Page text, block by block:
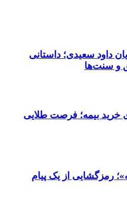
داود سعیدی؛ داستانی
و سنت‌ها
خرید بیمه؛ فرصت طلایی
رمزگشایی از یک پیام